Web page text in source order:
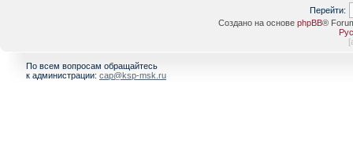
Перейти:
Создано на основе phpBB®
[
По всем вопросам обращайтесь
к администрации: cap@ksp-msk.ru